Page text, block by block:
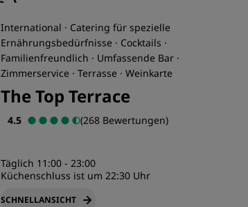
International · Catering für spezielle
Ernährungsbedürfnisse · Cocktails ·
Familienfreundlich · Umfassende Bar ·
Zimmerservice · Terrasse · Weinkarte
The Top Terrace
4.5 (268 Bewertungen)
Täglich 11:00 - 23:00
Küchenschluss ist um 22:30 Uhr
SCHNELLANSICHT